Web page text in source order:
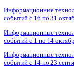
Информационные
событий с 16 по 31
Информационные
событий с 1 по 14
Информационные
событий с 14 по 23